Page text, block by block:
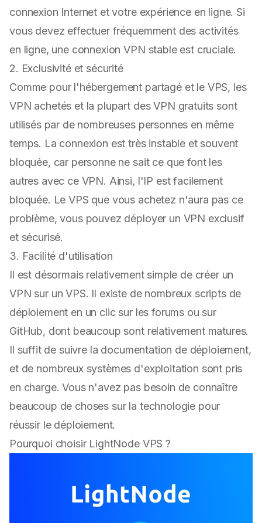
connexion Internet et votre expérience en ligne. Si
vous devez effectuer fréquemment des activités
en ligne, une connexion VPN stable est cruciale.
2. Exclusivité et sécurité
Comme pour l'hébergement partagé et le VPS, les
VPN achetés et la plupart des VPN gratuits sont
utilisés par de nombreuses personnes en même
temps. La connexion est très instable et souvent
bloquée, car personne ne sait ce que font les
autres avec ce VPN. Ainsi, l'IP est facilement
bloquée. Le VPS que vous achetez n'aura pas ce
problème, vous pouvez déployer un VPN exclusif
et sécurisé.
3. Facilité d'utilisation
Il est désormais relativement simple de créer un
VPN sur un VPS. Il existe de nombreux scripts de
déploiement en un clic sur les forums ou sur
GitHub, dont beaucoup sont relativement matures.
Il suffit de suivre la documentation de déploiement,
et de nombreux systèmes d'exploitation sont pris
en charge. Vous n'avez pas besoin de connaître
beaucoup de choses sur la technologie pour
réussir le déploiement.
Pourquoi choisir LightNode VPS ?